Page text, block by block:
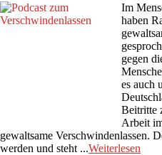
Im
haben
gegen
es auch
Beitritte
Arbeit
gewaltsame Verschwindenlassen.
werden und steht ...Weiterlesen